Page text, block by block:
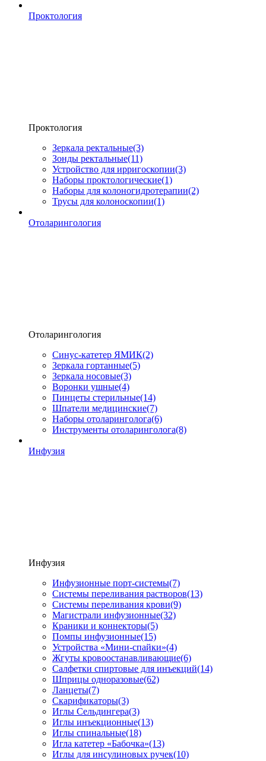
Проктология
Проктология
Зеркала ректальные(3)
Зонды ректальные(11)
Устройство для ирригоскопии(3)
Наборы проктологические(1)
Наборы для колоногидротерапии(2)
Трусы для колоноскопии(1)
Отоларингология
Отоларингология
Синус-катетер ЯМИК(2)
Зеркала гортанные(5)
Зеркала носовые(3)
Воронки ушные(4)
Пинцеты стерильные(14)
Шпатели медицинские(7)
Наборы отоларинголога(6)
Инструменты отоларинголога(8)
Инфузия
Инфузия
Инфузионные порт-системы(7)
Системы переливания растворов(13)
Системы переливания крови(9)
Магистрали инфузионные(32)
Краники и коннекторы(5)
Помпы инфузионные(15)
Устройства «Мини-спайки»(4)
Жгуты кровоостанавливающие(6)
Салфетки спиртовые для инъекций(14)
Шприцы одноразовые(62)
Ланцеты(7)
Скарификаторы(3)
Иглы Сельдингера(3)
Иглы инъекционные(13)
Иглы спинальные(18)
Игла катетер «Бабочка»(13)
Иглы для инсулиновых ручек(10)